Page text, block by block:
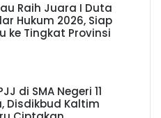
Raih Juara I Duta
Hukum 2026, Siap
ke Tingkat Provinsi
di SMA Negeri 11
Disdikbud Kaltim